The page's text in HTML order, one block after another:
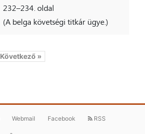
232–234. oldal
(A belga követségi titkár ügye.)
Következő »
Webmail Facebook RSS